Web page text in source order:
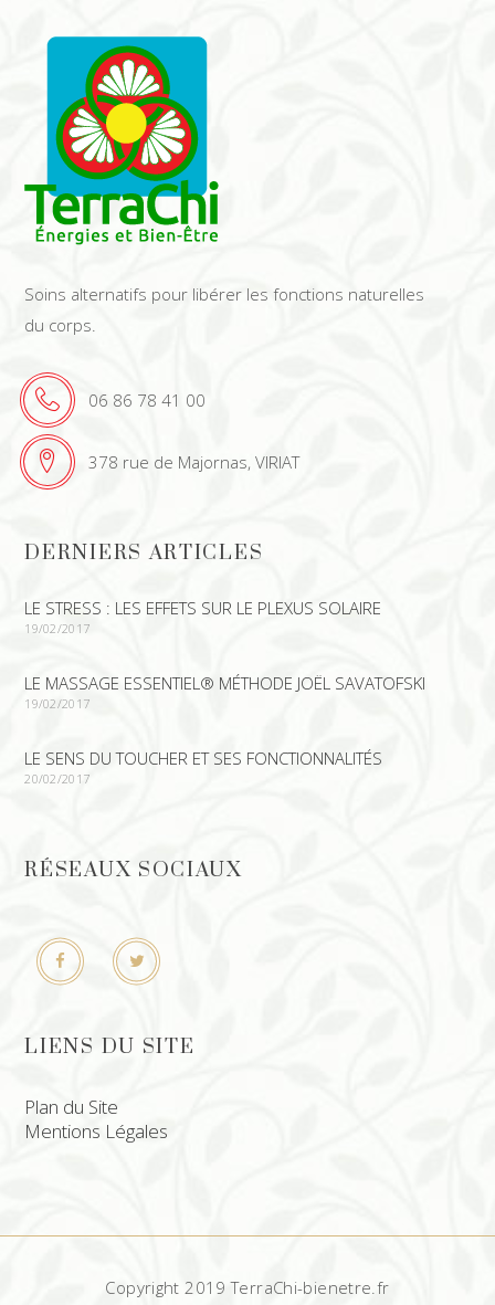
Soins alternatifs pour libérer les fonctions naturelles
du corps.
06 86 78 41 00
378 rue de Majornas, VIRIAT
DERNIERS ARTICLES
LE STRESS : LES EFFETS SUR LE PLEXUS SOLAIRE
19/02/2017
LE MASSAGE ESSENTIEL® MÉTHODE JOËL SAVATOFSKI
19/02/2017
LE SENS DU TOUCHER ET SES FONCTIONNALITÉS
20/02/2017
RÉSEAUX SOCIAUX
LIENS DU SITE
Plan du Site
Mentions Légales
Copyright 2019 TerraChi-bienetre.fr